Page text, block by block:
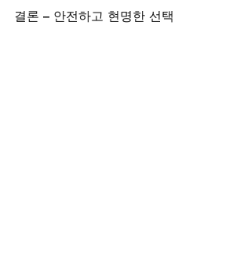
결론 – 안전하고 현명한 선택